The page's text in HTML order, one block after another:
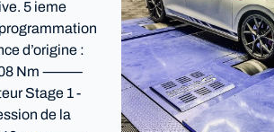
5 ieme
d’origine :
/ 508 Nm ⸻
Stage 1 -
de la